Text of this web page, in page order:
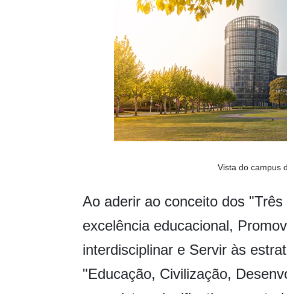
Vista do campus
Ao aderir ao conceito dos
excelência educacional,
interdisciplinar e Servir às
"Educação, Civilização,